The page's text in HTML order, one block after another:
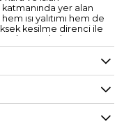
yer alan
ısı yalıtımı hem de
kesilme direnci ile
parçalarla
el becerisini